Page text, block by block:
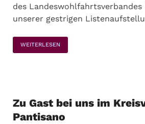
des Landeswohlfahrtsverbandes
unserer gestrigen
WEITERLESEN
Zu Gast bei uns im
Pantisano